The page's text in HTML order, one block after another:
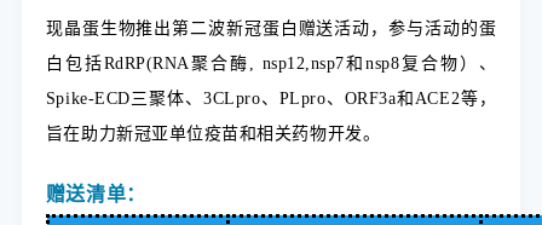
现晶蛋生物推出第二波新冠蛋白赠送活动，参与活动的蛋
白包括RdRP(RNA聚合酶, nsp12,nsp7和nsp8复合物）、
Spike-ECD三聚体、3CLpro、PLpro、ORF3a和ACE2等 ，
旨在助力新冠亚单位疫苗和相关药物开发。
赠送清单：